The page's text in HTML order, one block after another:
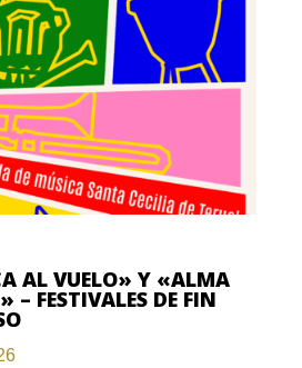
AL VUELO» Y «ALMA
– FESTIVALES DE FIN